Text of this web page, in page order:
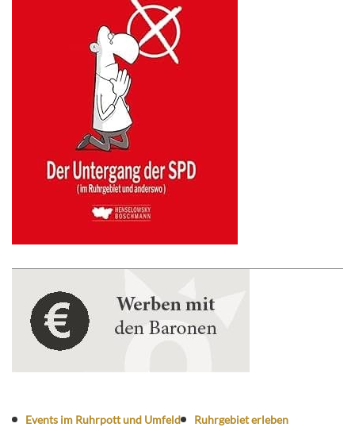
Events im Ruhrpott und Umfeld Ruhrgebiet erleben